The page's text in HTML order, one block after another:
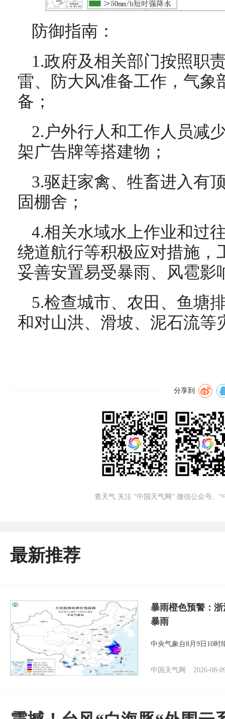
防御指南：
1.政府及相关部门按照职
雷、防大风准备工作，气象
备；
2.户外行人和工作人员减
架广告牌等搭建物；
3.驱赶家禽、牲畜进入有
固棚舍；
4.相关水域水上作业和过
绕道航行等积极应对措施，
妥善安置易受暴雨、风雹影
5.检查城市、农田、鱼塘
和对山洪、滑坡、泥石流等
分享到
查天气 关注 “中国天气网” 微信公众号、
最新推荐
暴雨橙色预警：
暴雨
中央气象台8月9日10时
中国天气网 2026-08-